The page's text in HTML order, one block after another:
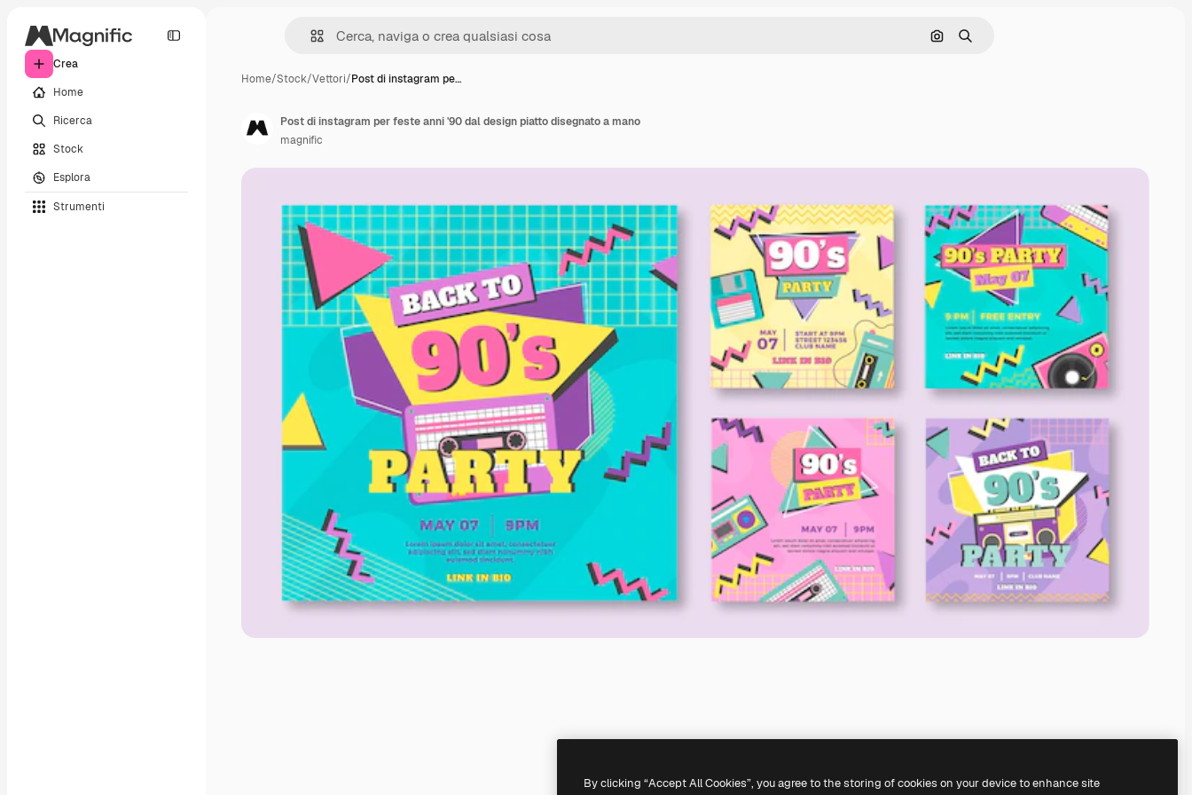
Crea
Home
Ricerca
Stock
Esplora
Strumenti
Cerca per immagine
Ricerca
Home/Stock/Vettori/Post di instagram pe…
Post di instagram per feste anni '90 dal design piatto disegnato a mano
magnific
By clicking “Accept All Cookies”, you agree to the storing of cookies on your device to enhance site